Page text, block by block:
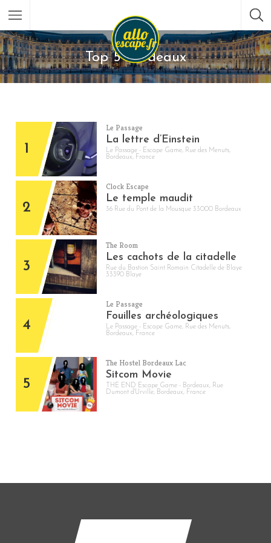
Top 5 Bordeaux
1
Le Passage
La lettre d’Einstein
Le Passage - Escape Game, Rue des Menuts,
Bordeaux, France
2
Clock Escape
Le temple maudit
36 Rue du Pont de la Mousque 33000 Bordeaux
3
The Room
Les cachots de la citadelle
Rue du Bastion Saint Romain Citadelle de Blaye
33390 Blaye
4
Le Passage
Fouilles archéologiques
Le Passage - Escape Game, Rue des Menuts,
Bordeaux, France
5
The Hostel Bordeaux Lac
Sitcom Movie
THE END Escape Game - Bordeaux, Rue
Dumont d'Urville, Bordeaux, France